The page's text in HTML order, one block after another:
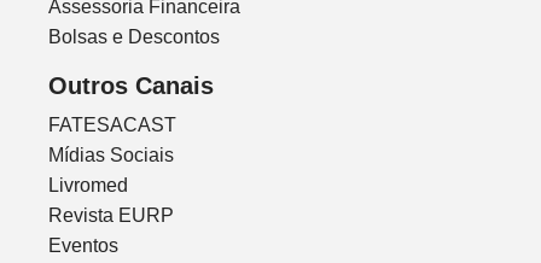
Assessoria Financeira
Bolsas e Descontos
Outros Canais
FATESACAST
Mídias Sociais
Livromed
Revista EURP
Eventos